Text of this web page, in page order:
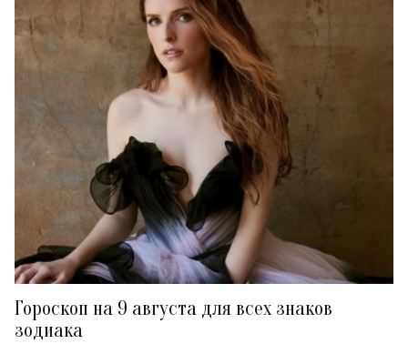
Гороскоп на 9 августа для всех знаков
зодиака